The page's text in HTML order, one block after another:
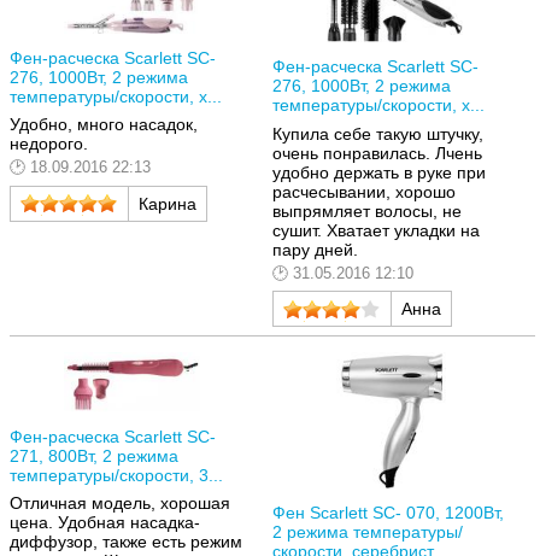
Фен-расческа Scarlett SC-
276, 1000Вт, 2 режима
температуры/скорости, х...
Удобно, много насадок,
недорого.
18.09.2016 22:13
Карина
Фен-расческа Scarlett SC-
276, 1000Вт, 2 режима
температуры/скорости, х...
Купила себе такую штучку,
очень понравилась. Лчень
удобно держать в руке при
расчесывании, хорошо
выпрямляет волосы, не
сушит. Хватает укладки на
пару дней.
31.05.2016 12:10
Анна
Фен-расческа Scarlett SC-
271, 800Вт, 2 режима
температуры/скорости, 3...
Отличная модель, хорошая
цена. Удобная насадка-
диффузор, также есть режим
Фен Scarlett SC- 070, 1200Вт,
2 режима температуры/
скорости, серебрист...